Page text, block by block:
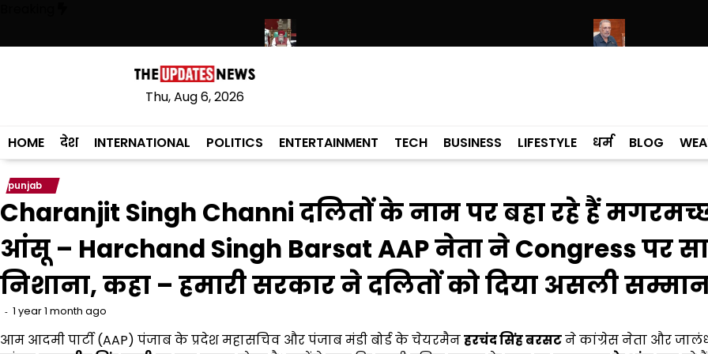
content
प्राइवेट स्कूल फीस तक कई प्रस्तावों को मंजूरी पंजाब विधानसभा में रोजगार और औद्योगिक निवेश पर धन्यवाद प्रस्ताव पारित
Thu, Aug 6, 2026
HOME देश INTERNATIONAL POLITICS ENTERTAINMENT TECH BUSINESS LIFESTYLE धर्म BLOG
punjab
Charanjit Singh Channi दलितों के नाम पर बहा रहे हैं
आंसू – Harchand Singh Barsat AAP नेता ने Congress पर
निशाना, कहा – हमारी सरकार ने दलितों को दिया असली
1 year 1 month ago
आम आदमी पार्टी (AAP) पंजाब के प्रदेश महासचिव और पंजाब मंडी बोर्ड के चेयरमैनहरचंद सिंह बरसटने कांग्रेस नेता और